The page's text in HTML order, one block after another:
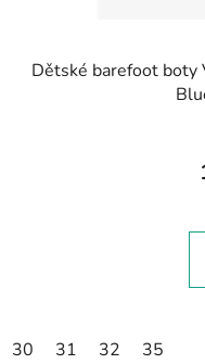
Dětské barefoot boty
30 31 32 35